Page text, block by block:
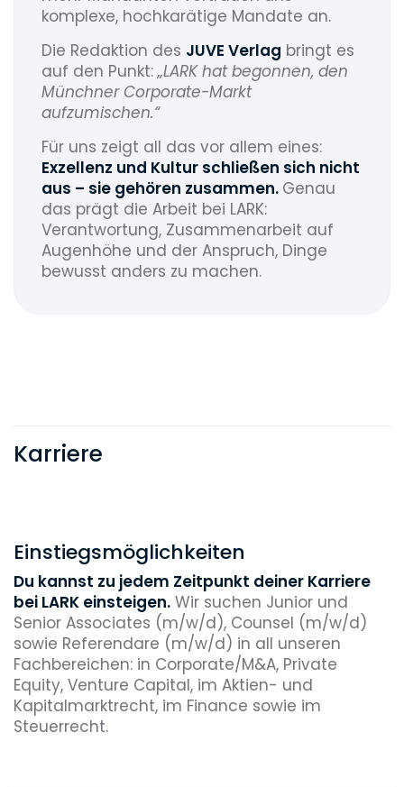
komplexe, hochkarätige Mandate an.
Die Redaktion des JUVE Verlag bringt es
auf den Punkt:„LARK hat begonnen, den
Münchner Corporate-Markt
aufzumischen.“
Für uns zeigt all das vor allem eines:
Exzellenz und Kultur schließen sich nicht
aus – sie gehören zusammen. Genau
das prägt die Arbeit bei LARK:
Verantwortung, Zusammenarbeit auf
Augenhöhe und der Anspruch, Dinge
bewusst anders zu machen.
Karriere
Einstiegsmöglichkeiten
Du kannst zu jedem Zeitpunkt deiner Karriere
bei LARK einsteigen. Wir suchen Junior und
Senior Associates (m/w/d), Counsel (m/w/d)
sowie Referendare (m/w/d) in all unseren
Fachbereichen: in Corporate/M&A, Private
Equity, Venture Capital, im Aktien- und
Kapitalmarktrecht, im Finance sowie im
Steuerrecht.